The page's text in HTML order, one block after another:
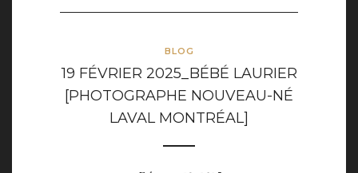
BLOG
19 FÉVRIER 2025_BÉBÉ LAURIER
[PHOTOGRAPHE NOUVEAU-NÉ
LAVAL MONTRÉAL]